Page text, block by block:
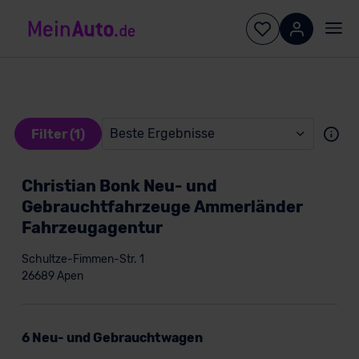
Filter (1) Beste Ergebnisse
Christian Bonk Neu- und
Gebrauchtfahrzeuge Ammerländer
Fahrzeugagentur
Schultze-Fimmen-Str. 1
26689 Apen
Konditionen
6 Neu- und Gebrauchtwagen